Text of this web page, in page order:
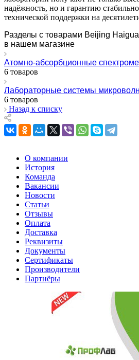
надёжность, но и гарантию
технической поддержки на
Разделы с товарами Beijing
в нашем магазине
Атомно-абсорбционные
6 товаров
Лабораторные системы
6 товаров
Назад к списку
О компании
История
Команда
Вакансии
Новости
Статьи
Отзывы
Оплата
Доставка
Реквизиты
Документы
Сертификаты
Производители
Партнёры